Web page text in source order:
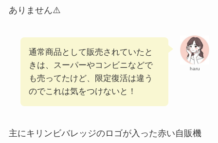
ありません⚠️
haru
通常商品として販売されていたと
きは、スーパーやコンビニなどで
も売ってたけど、限定復活は違う
のでこれは気をつけないと！
主にキリンビバレッジのロゴが入った赤い自販機